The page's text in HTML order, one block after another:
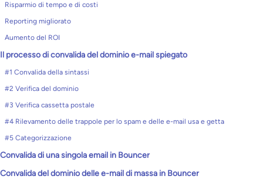
Risparmio di tempo e di costi
Reporting migliorato
Aumento del ROI
Il processo di convalida del dominio e-mail spiegato
#1 Convalida della sintassi
#2 Verifica del dominio
#3 Verifica cassetta postale
#4 Rilevamento delle trappole per lo spam e delle e-mail usa e getta
#5 Categorizzazione
Convalida di una singola email in Bouncer
Convalida del dominio delle e-mail di massa in Bouncer